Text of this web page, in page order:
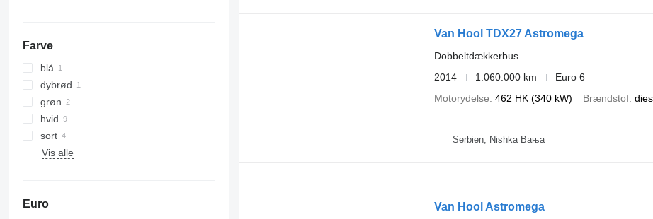
Farve
blå
dybrød
grøn
hvid
sort
Vis alle
Euro
Van Hool TDX27 Astromega
Dobbeltdækkerbus
2014
1.060.000 km
Euro 6
Motorydelse 462 HK (340 kW) Brændstof
Serbien, Nishka Baњa
Van Hool Astromega